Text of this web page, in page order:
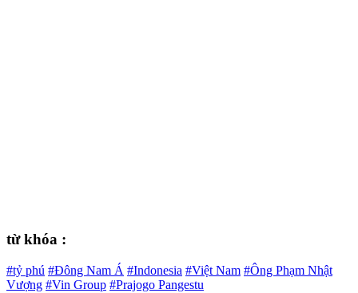
từ khóa :
#tỷ phú #Đông Nam Á #Indonesia #Việt Nam #Ông Phạm Nhật
Vượng #Vin Group #Prajogo Pangestu